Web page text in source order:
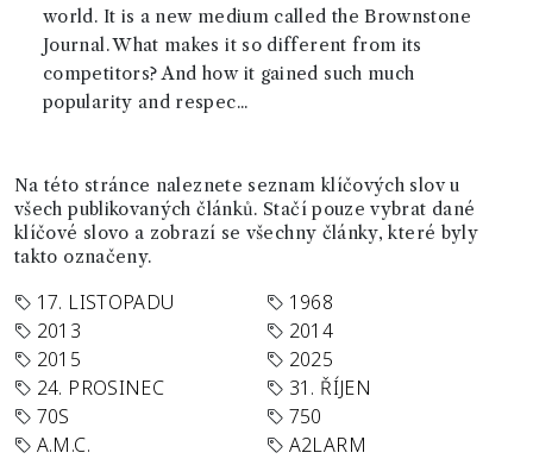
world. It is a new medium called the Brownstone
Journal. What makes it so different from its
competitors? And how it gained such much
popularity and respec...
Na této stránce naleznete seznam klíčových slov u
všech publikovaných článků. Stačí pouze vybrat dané
klíčové slovo a zobrazí se všechny články, které byly
takto označeny.
17. LISTOPADU
1968
2013
2014
2015
2025
24. PROSINEC
31. ŘÍJEN
70S
750
A.M.C.
A2LARM